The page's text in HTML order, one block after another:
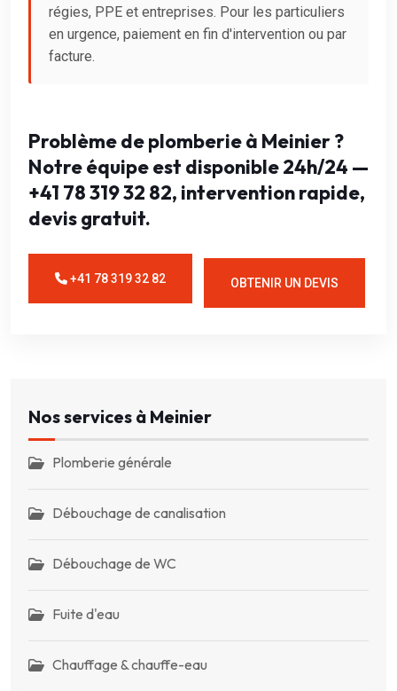
régies, PPE et entreprises. Pour les particuliers
en urgence, paiement en fin d'intervention ou par
facture.
Problème de plomberie à Meinier ?
Notre équipe est disponible 24h/24 —
+41 78 319 32 82, intervention rapide,
devis gratuit.
+41 78 319 32 82 OBTENIR UN DEVIS
Nos services à Meinier
Plomberie générale
Débouchage de canalisation
Débouchage de WC
Fuite d'eau
Chauffage & chauffe-eau